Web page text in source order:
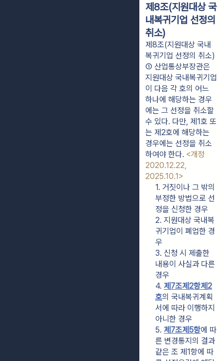
제8조(지원대상 국
내복귀기업 선정의
취소)
제8조(지원대상 국내
복귀기업 선정의 취소)
① 산업통상부장관은
지원대상 국내복귀기업
이 다음 각 호의 어느
하나에 해당하는 경우
에는 그 선정을 취소할
수 있다. 다만, 제1호 또
는 제2호에 해당하는
경우에는 선정을 취소
하여야 한다. <개정
2020.12.22,
2025.10.1>
1. 거짓이나 그 밖의
부정한 방법으로 선
정을 신청한 경우
2. 지원대상 국내복
귀기업이 폐업한 경
우
3. 신청 시 제출한
내용이 사실과 다른
경우
4. 제7조제2항제2
호의 국내복귀계획
서에 따라 이행하지
아니한 경우
5. 제7조제5항에 따
른 변경통지의 결과
같은 조 제1항에 따